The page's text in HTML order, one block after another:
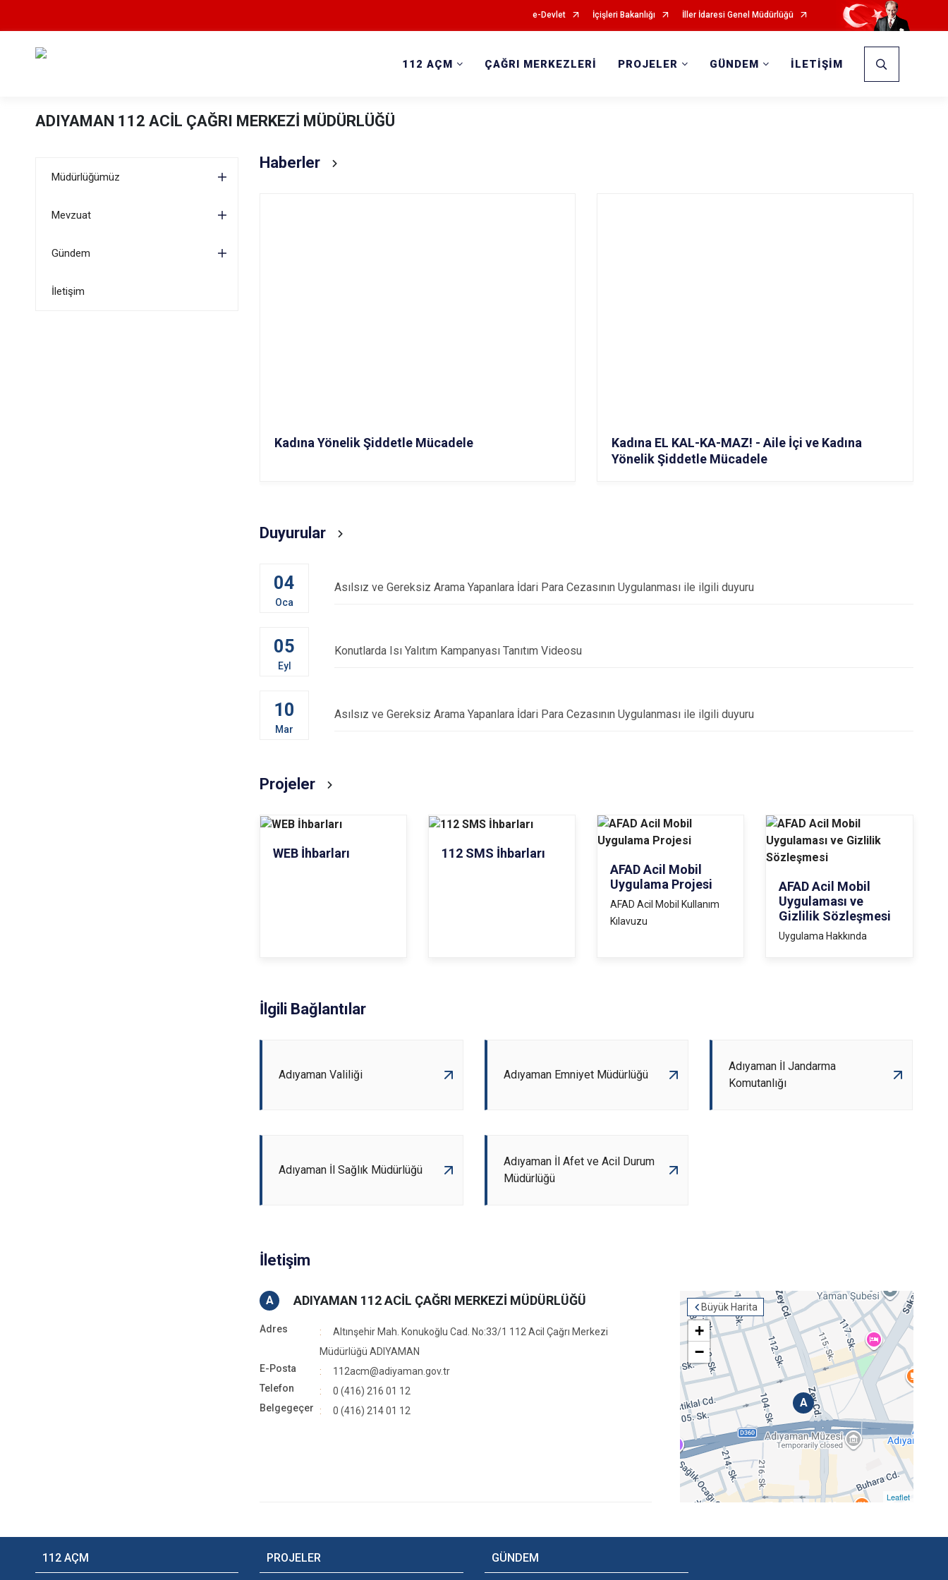
e-Devlet İçişleri Bakanlığı İller İdaresi Genel Müdürlüğü
112 AÇM ÇAĞRI MERKEZLERİ PROJELER GÜNDEM İLETİŞİM
ADIYAMAN 112 ACİL ÇAĞRI MERKEZİ MÜDÜRLÜĞÜ
Müdürlüğümüz
Mevzuat
Gündem
İletişim
Haberler
Kadına Yönelik Şiddetle Mücadele
Kadına EL KAL-KA-MAZ! - Aile İçi ve Kadına
Yönelik Şiddetle Mücadele
Duyurular
04
Oca
Asılsız ve Gereksiz Arama Yapanlara İdari Para Cezasının Uygulanması ile ilgili duyuru
05
Eyl
Konutlarda Isı Yalıtım Kampanyası Tanıtım Videosu
10
Mar
Asılsız ve Gereksiz Arama Yapanlara İdari Para Cezasının Uygulanması ile ilgili duyuru
Projeler
WEB İhbarları
112 SMS İhbarları
AFAD Acil Mobil
Uygulama Projesi
AFAD Acil Mobil Kullanım
Kılavuzu
AFAD Acil Mobil
Uygulaması ve
Gizlilik Sözleşmesi
Uygulama Hakkında
İlgili Bağlantılar
Adıyaman Valiliği Adıyaman Emniyet Müdürlüğü
Adıyaman İl Jandarma
Komutanlığı
Adıyaman İl Sağlık Müdürlüğü
Adıyaman İl Afet ve Acil Durum
Müdürlüğü
İletişim
Büyük Harita
A
+
−
Leaflet
A ADIYAMAN 112 ACİL ÇAĞRI MERKEZİ MÜDÜRLÜĞÜ
Adres
Altınşehir Mah. Konukoğlu Cad. No:33/1 112 Acil Çağrı Merkezi
Müdürlüğü ADIYAMAN
E-Posta
112acm@adiyaman.gov.tr
Telefon
0 (416) 216 01 12
Belgegeçer
0 (416) 214 01 12
112 AÇM PROJELER GÜNDEM